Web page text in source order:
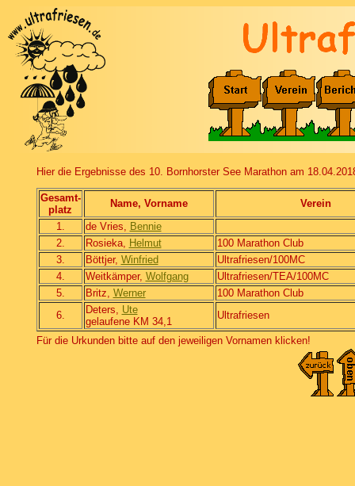
Hier die Ergebnisse des 10. Bornhorster See Marathon am
Gesamt-
platz
Name, Vorname
Verein
1.
de Vries, Bennie
2.
Rosieka, Helmut
100 Marathon Club
3.
Böttjer, Winfried
Ultrafriesen/100MC
4.
Weitkämper, Wolfgang
Ultrafriesen/TEA/100MC
5.
Britz, Werner
100 Marathon Club
6.
Deters, Ute
gelaufene KM 34,1
Ultrafriesen
Für die Urkunden bitte auf den jeweiligen Vornamen klicken!